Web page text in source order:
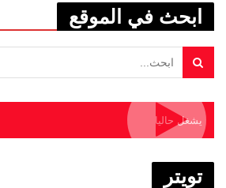
ابحث في الموقع
يشغل حاليا
تويتر